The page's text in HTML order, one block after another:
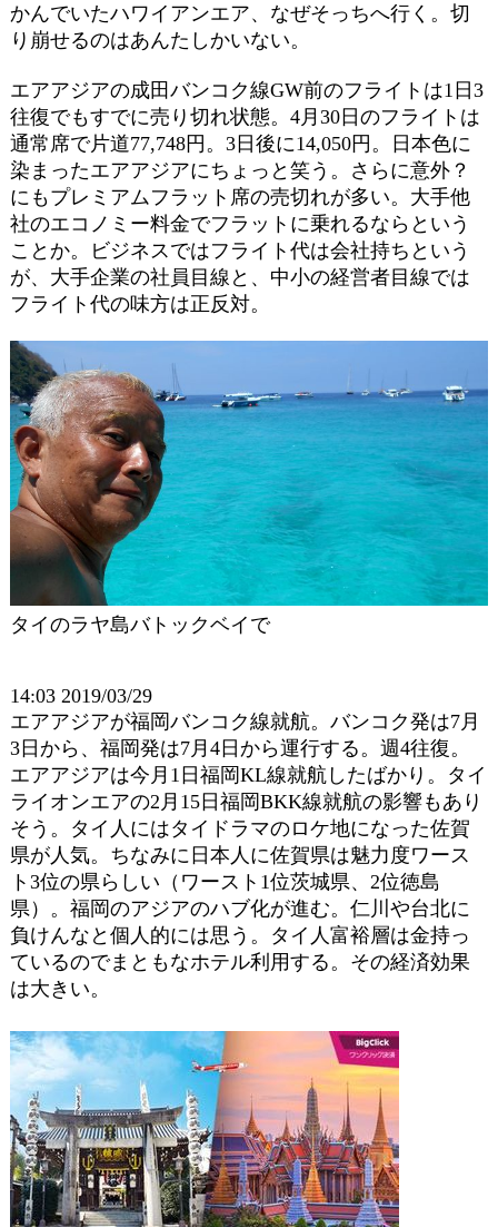
かんでいたハワイアンエア、なぜそっちへ行く。切
り崩せるのはあんたしかいない。
エアアジアの成田バンコク線GW前のフライトは1日3
往復でもすでに売り切れ状態。4月30日のフライトは
通常席で片道77,748円。3日後に14,050円。日本色に
染まったエアアジアにちょっと笑う。さらに意外？
にもプレミアムフラット席の売切れが多い。大手他
社のエコノミー料金でフラットに乗れるならという
ことか。ビジネスではフライト代は会社持ちという
が、大手企業の社員目線と、中小の経営者目線では
フライト代の味方は正反対。
タイのラヤ島バトックベイで
14:03 2019/03/29
エアアジアが福岡バンコク線就航。バンコク発は7月
3日から、福岡発は7月4日から運行する。週4往復。
エアアジアは今月1日福岡KL線就航したばかり。タイ
ライオンエアの2月15日福岡BKK線就航の影響もあり
そう。タイ人にはタイドラマのロケ地になった佐賀
県が人気。ちなみに日本人に佐賀県は魅力度ワース
ト3位の県らしい（ワースト1位茨城県、2位徳島
県）。福岡のアジアのハブ化が進む。仁川や台北に
負けんなと個人的には思う。タイ人富裕層は金持っ
ているのでまともなホテル利用する。その経済効果
は大きい。